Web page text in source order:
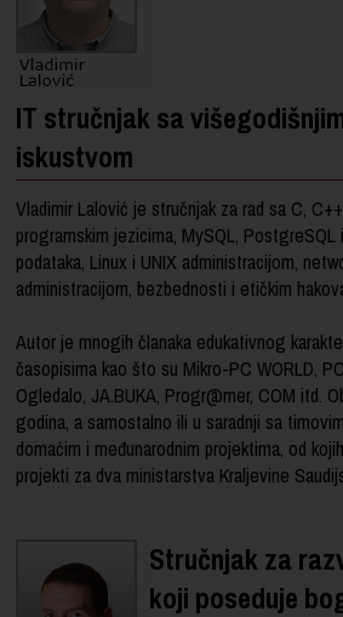
IT stručnjak sa
iskustvom
Vladimir Lalović je stručnjak za rad sa C,
programskim jezicima, MySQL, PostgreSQL
podataka, Linux i UNIX administracijom,
administracijom, bezbednosti i etičkim
Autor je mnogih članaka edukativnog
časopisima kao što su Mikro-PC WORLD,
Ogledalo, JA.BUKA, Progr@mer, COM itd.
godina, a samostalno ili u saradnji sa
domaćim i međunarodnim projektima, od
projekti za dva ministarstva Kraljevine
Stručnjak za
koji poseduje